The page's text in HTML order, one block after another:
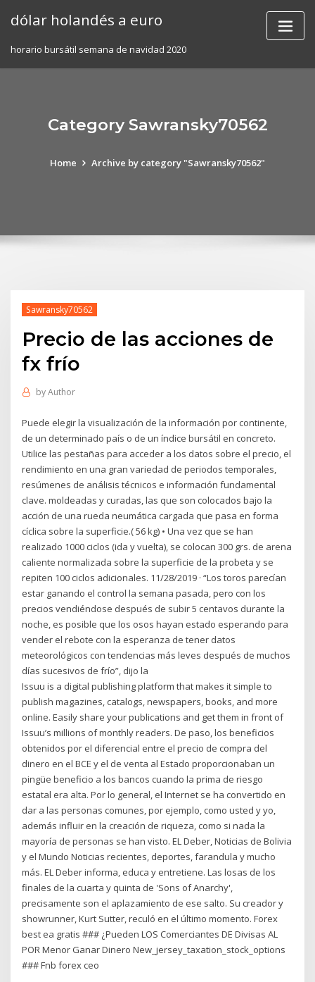
dólar holandés a euro
horario bursátil semana de navidad 2020
Category Sawransky70562
Home Archive by category "Sawransky70562"
Sawransky70562
Precio de las acciones de
fx frío
byAuthor
Puede elegir la visualización de la información por continente,
de un determinado país o de un índice bursátil en concreto.
Utilice las pestañas para acceder a los datos sobre el precio, el
rendimiento en una gran variedad de periodos temporales,
resúmenes de análisis técnicos e información fundamental
clave. moldeadas y curadas, las que son colocados bajo la
acción de una rueda neumática cargada que pasa en forma
cíclica sobre la superficie.( 56 kg) • Una vez que se han
realizado 1000 ciclos (ida y vuelta), se colocan 300 grs. de arena
caliente normalizada sobre la superficie de la probeta y se
repiten 100 ciclos adicionales. 11/28/2019 · “Los toros parecían
estar ganando el control la semana pasada, pero con los
precios vendiéndose después de subir 5 centavos durante la
noche, es posible que los osos hayan estado esperando para
vender el rebote con la esperanza de tener datos
meteorológicos con tendencias más leves después de muchos
días sucesivos de frío”, dijo la
Issuu is a digital publishing platform that makes it simple to
publish magazines, catalogs, newspapers, books, and more
online. Easily share your publications and get them in front of
Issuu’s millions of monthly readers. De paso, los beneficios
obtenidos por el diferencial entre el precio de compra del
dinero en el BCE y el de venta al Estado proporcionaban un
pingüe beneficio a los bancos cuando la prima de riesgo
estatal era alta. Por lo general, el Internet se ha convertido en
dar a las personas comunes, por ejemplo, como usted y yo,
además influir en la creación de riqueza, como si nada la
mayoría de personas se han visto. EL Deber, Noticias de Bolivia
y el Mundo Noticias recientes, deportes, farandula y mucho
más. EL Deber informa, educa y entretiene. Las losas de los
finales de la cuarta y quinta de 'Sons of Anarchy',
precisamente son el aplazamiento de ese salto. Su creador y
showrunner, Kurt Sutter, reculó en el último momento. Forex
best ea gratis ### ¿Pueden LOS Comerciantes DE Divisas AL
POR Menor Ganar Dinero New_jersey_taxation_stock_options
### Fnb forex ceo